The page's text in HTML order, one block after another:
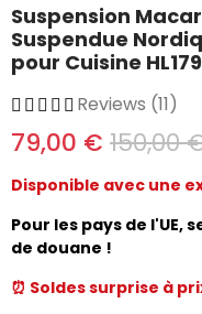
Suspension
Suspendue
pour Cuisine HL179
Reviews (11)
79,00 € 150,00
Disponible avec une
Pour les pays de l'UE,
de douane !
⏰ Soldes surprise à